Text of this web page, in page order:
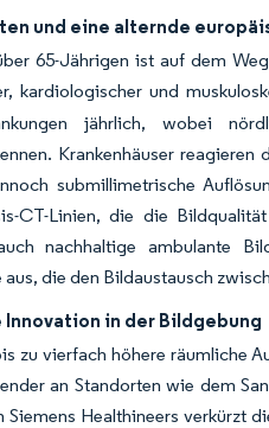
und eine alternde
65-Jährigen ist auf dem
kardiologischer und
jährlich, wobei
Krankenhäuser
submillimetrische
CT-Linien, die die
nachhaltige ambulante
die den Bildaustausch
in der Bildgebung
zu vierfach höhere räumliche
an Standorten wie dem
Healthineers verkürzt